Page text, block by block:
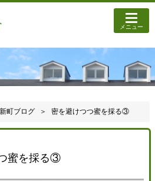
メニュー
町ブログ 密を避けつつ蜜を採る③
蜜を採る③